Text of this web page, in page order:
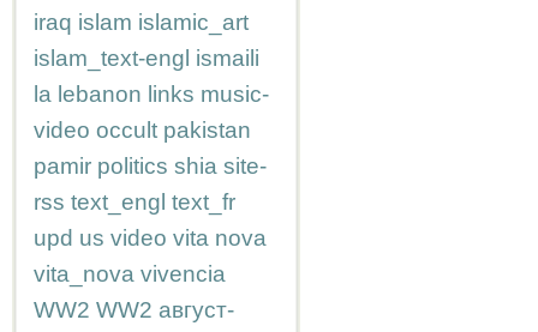
iraq islam islamic_art
islam_text-engl ismaili
la lebanon links music-
video occult pakistan
pamir politics shia site-
rss text_engl text_fr
upd us video vita nova
vita_nova vivencia
WW2 WW2 август-